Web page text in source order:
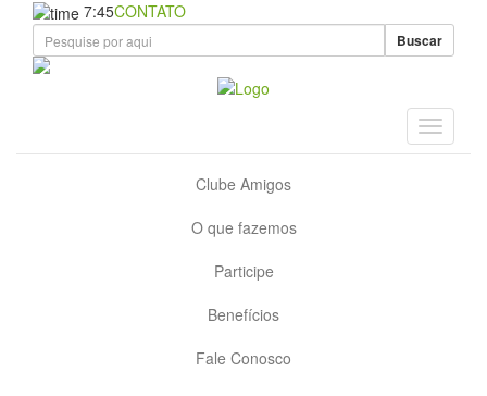
7:45CONTATO
Buscar
Clube Amigos
O que fazemos
Participe
Benefícios
Fale Conosco